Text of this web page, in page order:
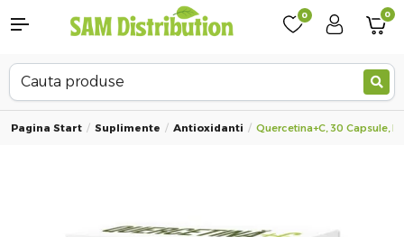
0 0
Pagina Start Suplimente Antioxidanti Quercetina+C, 30 Capsule,